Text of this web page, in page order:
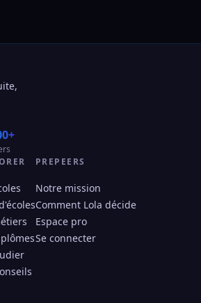
PREPEERS
Notre mission
Comment Lola décide
Espace pro
Se connecter